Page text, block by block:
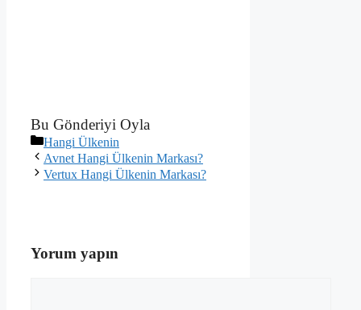
Bu Gönderiyi Oyla
Kategoriler
Hangi Ülkenin
Avnet Hangi Ülkenin Markası?
Vertux Hangi Ülkenin Markası?
Yorum yapın